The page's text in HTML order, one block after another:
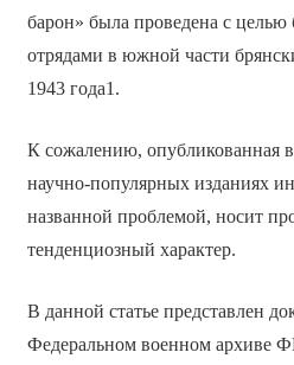
барон» была проведена с целью
отрядами в южной части
1943 года1.
К сожалению, опубликованная
научно-популярных изданиях
названной проблемой, носит
тенденциозный характер.
В данной статье представлен
Федеральном военном архиве